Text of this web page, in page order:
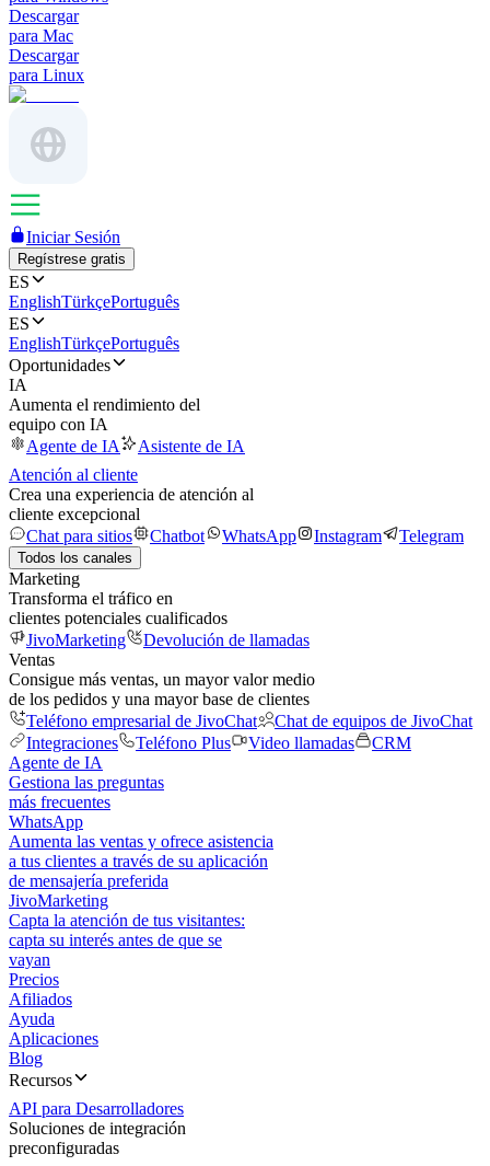
Descargar
para Mac
Descargar
para Linux
Iniciar Sesión
Regístrese gratis
ES
EnglishTürkçePortuguês
ES
EnglishTürkçePortuguês
Oportunidades
IA
Aumenta el rendimiento del
equipo con IA
Agente de IA
Asistente de IA
Atención al cliente
Crea una experiencia de atención al
cliente excepcional
Chat para sitios
Chatbot WhatsApp Instagram Telegram
Todos los canales
Marketing
Transforma el tráfico en
clientes potenciales cualificados
JivoMarketing
Devolución de llamadas
Ventas
Consigue más ventas, un mayor valor medio
de los pedidos y una mayor base de clientes
Teléfono empresarial de JivoChat
Chat de equipos de JivoChat
Integraciones
Teléfono Plus Video llamadas
CRM
Agente de IA
Gestiona las preguntas
más frecuentes
WhatsApp
Aumenta las ventas y ofrece asistencia
a tus clientes a través de su aplicación
de mensajería preferida
JivoMarketing
Capta la atención de tus visitantes:
capta su interés antes de que se
vayan
Precios
Afiliados
Ayuda
Aplicaciones
Blog
Recursos
API para Desarrolladores
Soluciones de integración
preconfiguradas